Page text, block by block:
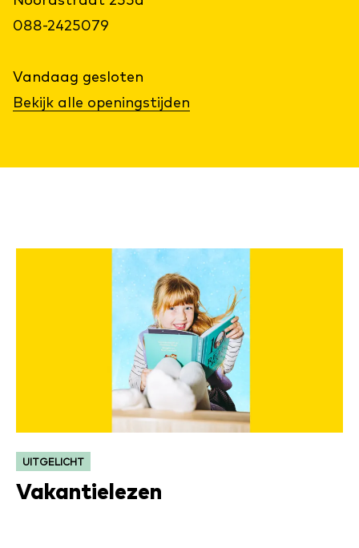
088-2425079
Vandaag gesloten
Bekijk alle openingstijden
Vakantielezen
CATEGORIE:
UITGELICHT